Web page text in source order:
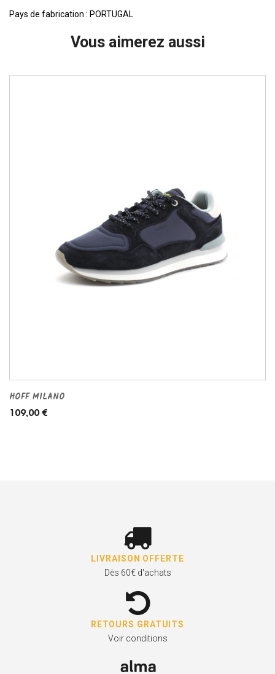
Pays de fabrication : PORTUGAL
Vous aimerez aussi
HOFF MILANO
109,00 €
LIVRAISON OFFERTE
Dès 60€ d'achats
RETOURS GRATUITS
Voir conditions